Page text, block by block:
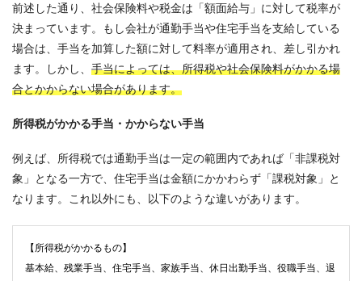
前述した通り、社会保険料や税金は「額面給与」に対して税率が
決まっています。もし会社が通勤手当や住宅手当を支給している
場合は、手当を加算した額に対して料率が適用され、差し引かれ
ます。しかし、 手当によっては、所得税や社会保険料がかかる場
合とかからない場合があります。
所得税がかかる手当・かからない手当
例えば、所得税では通勤手当は一定の範囲内であれば「非課税対
象」となる一方で、住宅手当は金額にかかわらず「課税対象」と
なります。これ以外にも、以下のような違いがあります。
【所得税がかかるもの】
基本給、残業手当、住宅手当、家族手当、休日出勤手当、役職手当、退